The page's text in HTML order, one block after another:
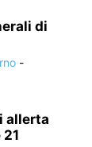
di
-
allerta